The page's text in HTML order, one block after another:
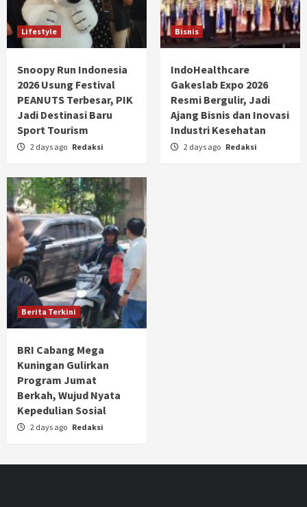
Lifestyle
Snoopy Run Indonesia
2026 Usung Festival
PEANUTS Terbesar, PIK
Jadi Destinasi Baru
Sport Tourism
2 days ago Redaksi
Bisnis
IndoHealthcare
Gakeslab Expo 2026
Resmi Bergulir, Jadi
Ajang Bisnis dan Inovasi
Industri Kesehatan
2 days ago Redaksi
Berita Terkini
BRI Cabang Mega
Kuningan Gulirkan
Program Jumat
Berkah, Wujud Nyata
Kepedulian Sosial
2 days ago Redaksi